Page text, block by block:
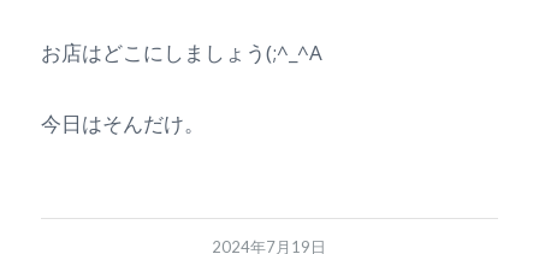
お店はどこにしましょう(;^_^A
今日はそんだけ。
2024年7月19日